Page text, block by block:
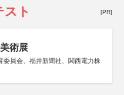
ト [PR]
術展
委員会、福井新聞社、関西電力株